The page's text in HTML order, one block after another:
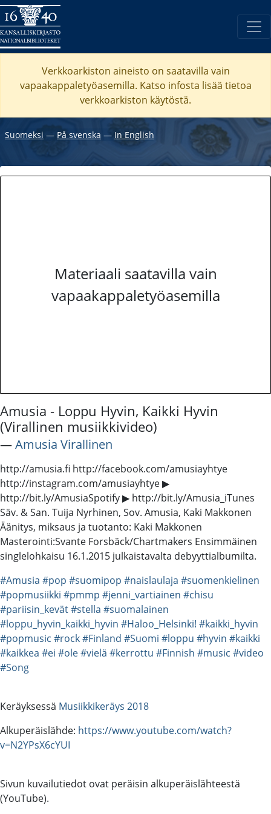
Verkkoarkiston aineisto on saatavilla vain
vapaakappaletyöasemilla. Katso infosta lisää tietoa
verkkoarkiston käytöstä.
Suomeksi ― På svenska ― In English
Materiaali saatavilla vain
vapaakappaletyöasemilla
Amusia - Loppu Hyvin, Kaikki Hyvin
(Virallinen musiikkivideo)
―Amusia Virallinen
http://amusia.fi http://facebook.com/amusiayhtye
http://instagram.com/amusiayhtye ▶
http://bit.ly/AmusiaSpotify ▶ http://bit.ly/Amusia_iTunes
Säv. & San. Tuija Nyrhinen, Sov. Amusia, Kaki Makkonen
Äänitys, miksaus ja tuotanto: Kaki Makkonen
Masterointi:Svante Forsbäck/Chartmakers Ensimmäinen
singlelohkaisu 16.1.2015 julkaistavalta debyyttialbumilta.
#Amusia #pop #suomipop #naislaulaja #suomenkielinen
#popmusiikki #pmmp #jenni_vartiainen #chisu
#pariisin_kevät#stella #suomalainen
#loppu_hyvin_kaikki_hyvin #Haloo_Helsinki! #kaikki_hyvin
#popmusic #rock#Finland #Suomi #loppu #hyvin #kaikki
#kaikkea #ei #ole#vielä #kerrottu #Finnish #music #video
#Song
Keräyksessä Musiikkikeräys 2018
Alkuperäislähde: https://www.youtube.com/watch?
v=N2YPsX6cYUI
Sivun kuvailutiedot ovat peräisin alkuperäislähteestä
(YouTube).